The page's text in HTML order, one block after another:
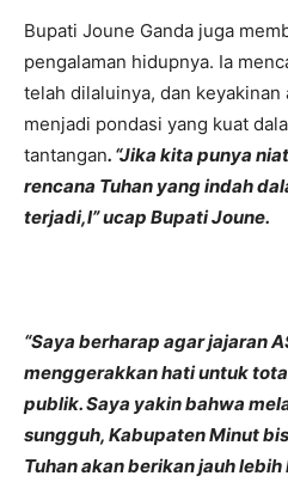
Bupati Joune Ganda juga
pengalaman hidupnya. Ia
telah dilaluinya, dan keyakinan
menjadi pondasi yang kuat
tantangan. “Jika kita punya
rencana Tuhan yang indah
terjadi,l” ucap Bupati Joune.
“Saya berharap agar jajaran
menggerakkan hati untuk
publik. Saya yakin bahwa
sungguh, Kabupaten Minut
Tuhan akan berikan jauh